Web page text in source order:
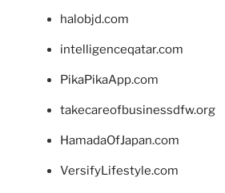
halobjd.com
intelligenceqatar.com
PikaPikaApp.com
takecareofbusinessdfw.org
HamadaOfJapan.com
VersifyLifestyle.com